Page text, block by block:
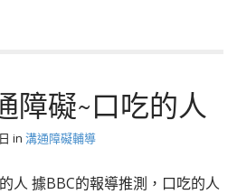
障礙~口吃的人
in 溝通障礙輔導
人 據BBC的報導推測，口吃的人